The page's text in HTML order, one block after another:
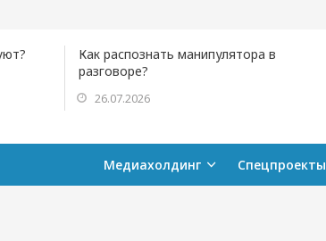
Как распознать манипулятора в
разговоре?
26.07.2026
Медиахолдинг Спецпроекты